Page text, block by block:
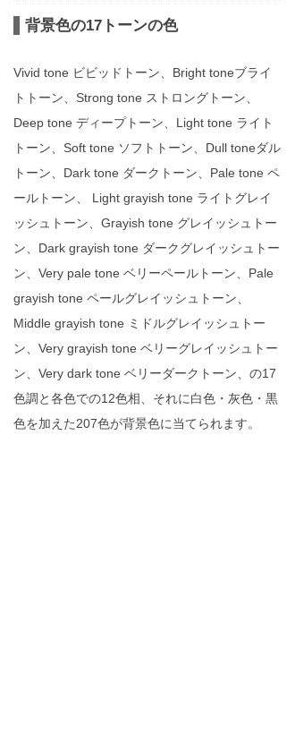
背景色の17トーンの色
Vivid tone ビビッドトーン、Bright toneブライ
トトーン、Strong tone ストロングトーン、
Deep tone ディープトーン、Light tone ライト
トーン、Soft tone ソフトトーン、Dull toneダル
トーン、Dark tone ダークトーン、Pale tone ペ
ールトーン、 Light grayish tone ライトグレイ
ッシュトーン、Grayish tone グレイッシュトー
ン、Dark grayish tone ダークグレイッシュトー
ン、Very pale tone ベリーペールトーン、Pale
grayish tone ペールグレイッシュトーン、
Middle grayish tone ミドルグレイッシュトー
ン、Very grayish tone ベリーグレイッシュトー
ン、Very dark tone ベリーダークトーン、の17
色調と各色での12色相、それに白色・灰色・黒
色を加えた207色が背景色に当てられます。